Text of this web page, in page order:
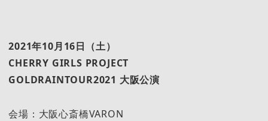
2021年10月16日（土）
CHERRY GIRLS PROJECT
GOLDRAINTOUR2021 大阪公演
会場：大阪心斎橋VARON